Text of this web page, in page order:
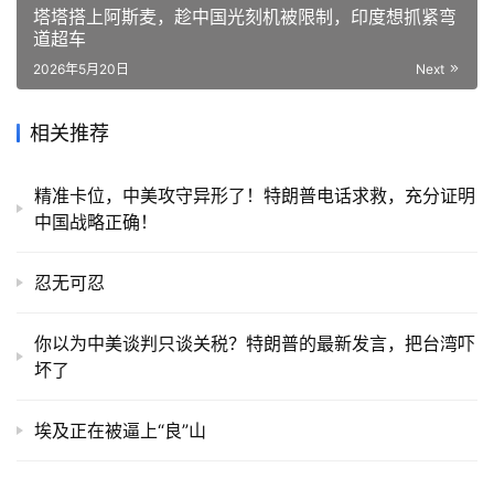
塔塔搭上阿斯麦，趁中国光刻机被限制，印度想抓紧弯
道超车
Next
2026年5月20日
相关推荐
精准卡位，中美攻守异形了！特朗普电话求救，充分证明
中国战略正确！
忍无可忍
你以为中美谈判只谈关税？特朗普的最新发言，把台湾吓
坏了
埃及正在被逼上“良”山